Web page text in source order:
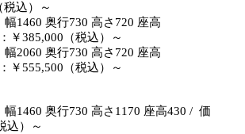
込）～
幅1460 奥行730 高さ720 座高
￥385,000（税込）～
幅2060 奥行730 高さ720 座高
￥555,500（税込）～
幅1460 奥行730 高さ1170 座高430 / 価
込）～